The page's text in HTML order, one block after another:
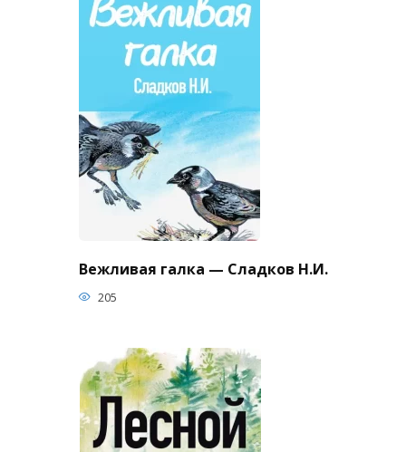
Вежливая галка — Сладков Н.И.
205